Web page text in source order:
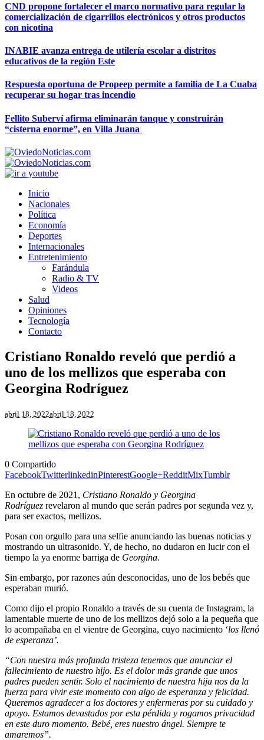
CND propone fortalecer el marco normativo para regular la
comercialización de cigarrillos electrónicos y otros productos
con nicotina
INABIE avanza entrega de utilería escolar a distritos
educativos de la región Este
Respuesta oportuna de Propeep permite a familia de La Cuaba
recuperar su hogar tras incendio
Fellito Suberví afirma eliminarán tanque y construirán
“cisterna enorme”, en Villa Juana
Inicio
Nacionales
Política
Economía
Deportes
Internacionales
Entretenimiento
Farándula
Radio & TV
Videos
Salud
Opiniones
Tecnología
Contacto
Cristiano Ronaldo reveló que perdió a
uno de los mellizos que esperaba con
Georgina Rodríguez
abril 18, 2022abril 18, 2022
0 Compartido
FacebookTwitterlinkedinPinterestGoogle+RedditMixTumblr
En octubre de 2021, Cristiano Ronaldo y Georgina
Rodríguez revelaron al mundo que serán padres por segunda vez y,
para ser exactos, mellizos.
Posan con orgullo para una selfie anunciando las buenas noticias y
mostrando un ultrasonido. Y, de hecho, no dudaron en lucir con el
tiempo la ya enorme barriga de Georgina.
Sin embargo, por razones aún desconocidas, uno de los bebés que
esperaban murió.
Como dijo el propio Ronaldo a través de su cuenta de Instagram, la
lamentable muerte de uno de los mellizos dejó solo a la pequeña que
lo acompañaba en el vientre de Georgina, cuyo nacimiento ‘los llenó
de esperanza’.
“Con nuestra más profunda tristeza tenemos que anunciar el
fallecimiento de nuestro hijo. Es el dolor más grande que unos
padres pueden sentir. Solo el nacimiento de nuestra hija nos da la
fuerza para vivir este momento con algo de esperanza y felicidad.
Queremos agradecer a los doctores y enfermeras por su cuidado y
apoyo. Estamos devastados por esta pérdida y rogamos privacidad
en este duro momento. Bebé, eres nuestro ángel. Siempre te
amaremos”.